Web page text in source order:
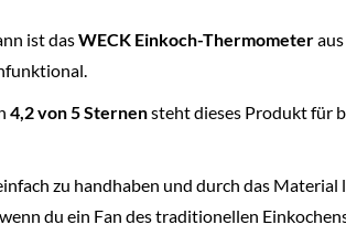
ist dasWECK Einkoch-Thermometer
4,2 von 5 Sternensteht dieses Produkt für
zu handhaben und durch das Material
du ein Fan des traditionellen